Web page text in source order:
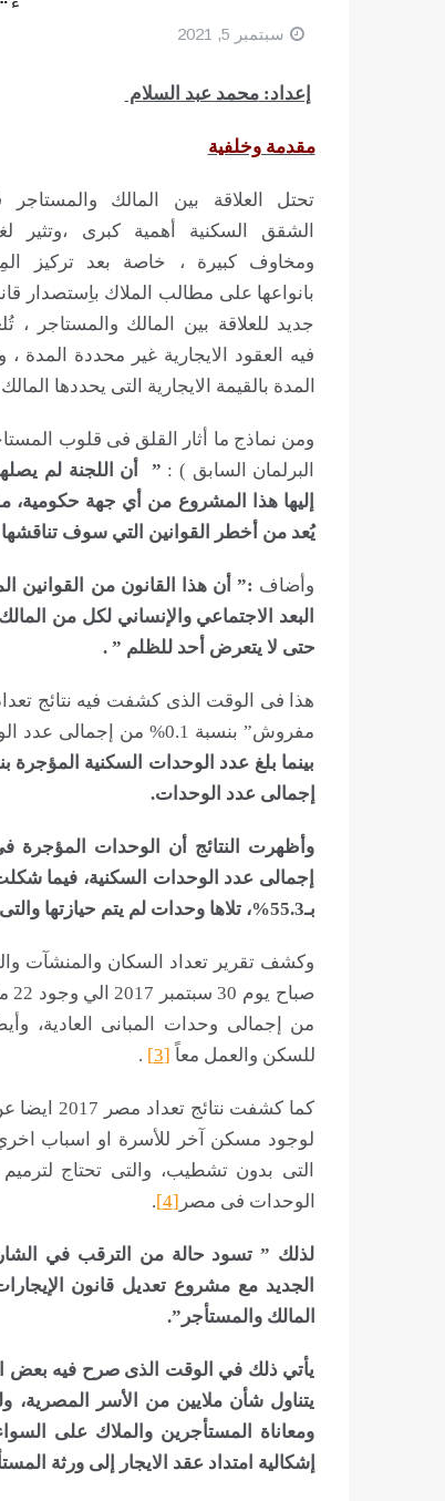
سبتمبر 5, 2021
إعداد:محمد عبد السلام
مقدمة وخلفية
تحتل العلاقة بين المالك والمستاجر
الشقق السكنية أهمية كبرى ،وتثير
ومخاوف كبيرة ، خاصة بعد تركيز
بانواعها على مطالب الملاك باِستصدار
جديد للعلاقة بين المالك والمستاجر ،
فيه العقود الايجارية غير محددة المدة
المدة بالقيمة الايجارية التى يحددها المالك
ومن نماذج ما أثار القلق فى قلوب
البرلمان السابق ) : ” أن اللجنة لم
إليها هذا المشروع من أي جهة حكومية،
يُعد من أخطر القوانين التي سوف تناقشها
وأضاف :” أن هذا القانون من القوانين
البعد الاجتماعي والإنساني لكل من
حتى لا يتعرض أحد للظلم ” .
مفروش” بنسبة 0.1% من إجمالى عدد الوحدات السكنية الموجودة بالدولة والبالغة 42.973 مليون وحدة،
بينما بلغ عدد الوحدات السكنية المؤجرة
إجمالى عدد الوحدات.
إجمالى عدد الوحدات السكنية، فيما
بـ55.3%، تلاها وحدات لم يتم حيازتها والتى شكلت نسبة 23.1 % من العدد الإجمالى
وكشف تقرير تعداد السكان والمنشآت
للسكن والعمل معاً [3]
.
كما كشفت
لوجود مسكن آخر للأسرة او اسباب اخري ،
الوحدات فى مصر [4]
.
لذلك ” تسود حالة من الترقب في
الجديد مع مشروع تعديل قانون
المالك والمستأجر”.
يأتي ذلك في الوقت الذى صرح فيه بعض
يتناول شأن ملايين من الأسر
ومعاناة المستأجرين والملاك على
إشكالية امتداد عقد الايجار إلى ورثة